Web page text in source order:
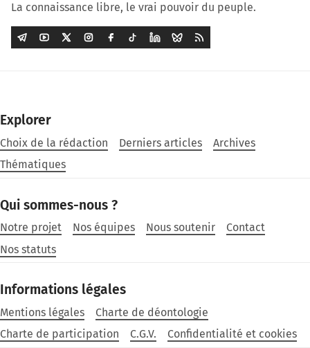
La connaissance libre, le vrai pouvoir du peuple.
Explorer
Choix de la rédaction Derniers articles
Archives
Thématiques
Qui sommes-nous ?
Notre projet Nos équipes Nous soutenir
Contact
Nos statuts
Informations légales
Mentions légales
Charte de déontologie
Charte de participation
C.G.V. Confidentialité et cookies